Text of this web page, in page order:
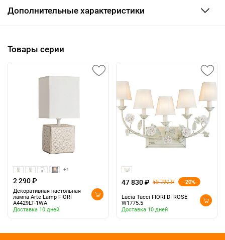
Дополнительные характеристики
Товары серии
+1
2 290 ₽
Декоративная настольная
лампа Arte Lamp FIORI
A4429LT-1WA
Доставка 10 дней
47 830 ₽ 59 790 ₽ -20%
Lucia Tucci FIORI DI ROSE
W1775.5
Доставка 10 дней